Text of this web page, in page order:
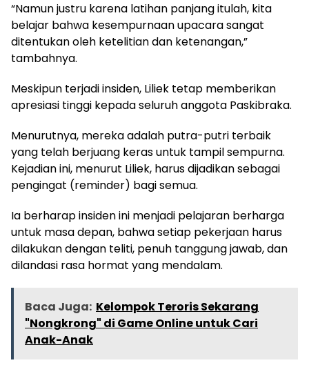
“Namun justru karena latihan panjang itulah, kita
belajar bahwa kesempurnaan upacara sangat
ditentukan oleh ketelitian dan ketenangan,”
tambahnya.
Meskipun terjadi insiden, Liliek tetap memberikan
apresiasi tinggi kepada seluruh anggota Paskibraka.
Menurutnya, mereka adalah putra-putri terbaik
yang telah berjuang keras untuk tampil sempurna.
Kejadian ini, menurut Liliek, harus dijadikan sebagai
pengingat (reminder) bagi semua.
Ia berharap insiden ini menjadi pelajaran berharga
untuk masa depan, bahwa setiap pekerjaan harus
dilakukan dengan teliti, penuh tanggung jawab, dan
dilandasi rasa hormat yang mendalam.
Baca Juga: Kelompok Teroris Sekarang
"Nongkrong" di Game Online untuk Cari
Anak-Anak